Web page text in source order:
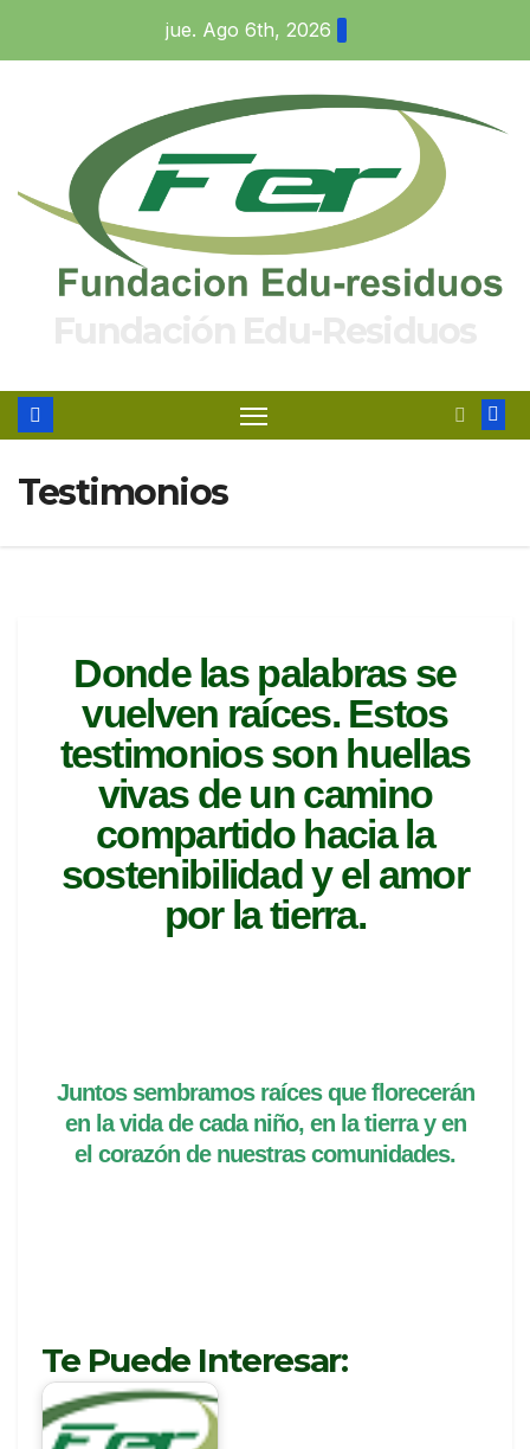
jue. Ago 6th, 2026
Testimonios
Donde las palabras se
vuelven raíces. Estos
testimonios son huellas
vivas de un camino
compartido hacia la
sostenibilidad y el amor
por la tierra.
Juntos sembramos raíces que florecerán
en la vida de cada niño, en la tierra y en
el corazón de nuestras comunidades.
Te Puede Interesar: